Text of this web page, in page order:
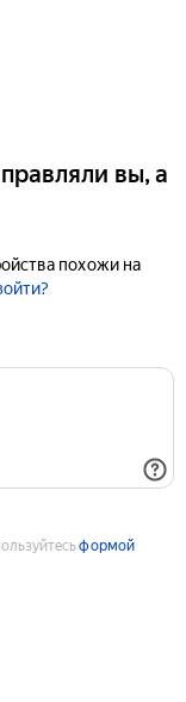
вы, а
похожи на
формой